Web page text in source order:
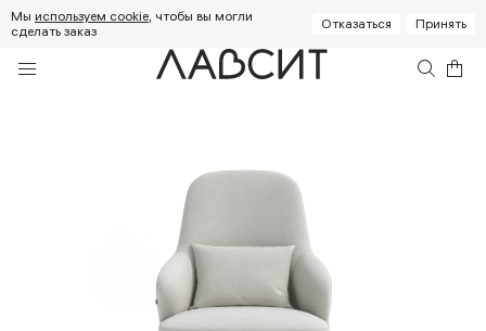
Мы используем cookie, чтобы вы могли
сделать заказ
Отказаться Принять